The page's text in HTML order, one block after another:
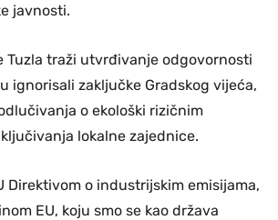
javnosti.
Tuzla traži utvrđivanje odgovornosti
ignorisali zaključke Gradskog vijeća,
o ekološki rizičnim
lokalne zajednice.
Direktivom o industrijskim emisijama,
EU, koju smo se kao država